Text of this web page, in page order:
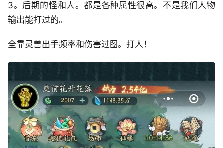
3。后期的怪和人。都是各种属性很高。不是我们人物
输出能打过的。
全靠灵兽出手频率和伤害过图。打人！